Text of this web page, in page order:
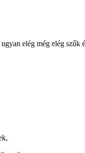
elég még elég